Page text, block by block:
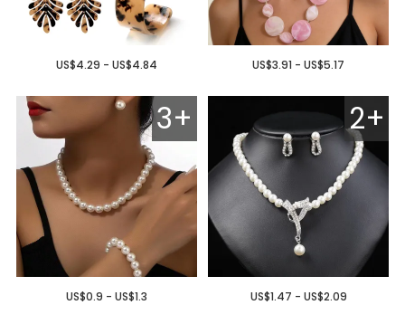
US$4.29 - US$4.84 US$3.91 - US$5.17
3+
US$0.9 - US$1.3
2+
US$1.47 - US$2.09